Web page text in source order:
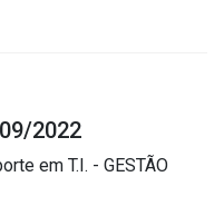
09/2022
em T.I. - GESTÃO